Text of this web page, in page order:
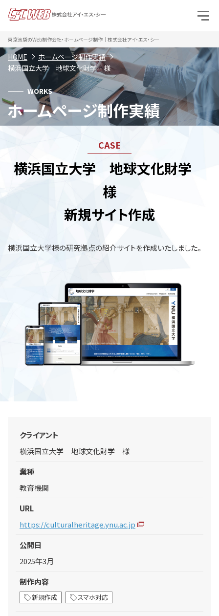
東京池袋のWeb制作会社・ホームページ制作｜株式会社アイ・エス・シー
HOME
ホームページ制作実績
横浜国立大学 地球文化財学 様
WORKS
ホームページ制作実績
横浜国立大学 地球文化財学
様
新規サイト作成
横浜国立大学様の研究拠点の紹介サイトを作成いたしました。
クライアント
横浜国立大学 地球文化財学 様
業種
教育機関
URL
https://culturalheritage.ynu.ac.jp
公開日
2025年3月
制作内容
新規作成 スマホ対応